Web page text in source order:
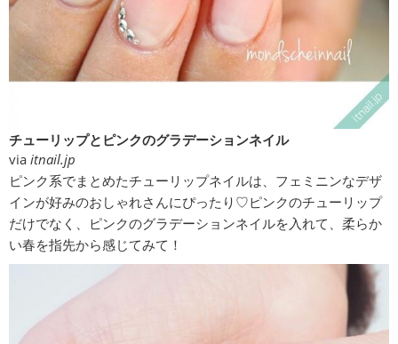
チューリップとピンクのグラデーションネイル
via itnail.jp
ピンク系でまとめたチューリップネイルは、フェミニンなデザ
インが好みのおしゃれさんにぴったり♡ピンクのチューリップ
だけでなく、ピンクのグラデーションネイルを入れて、柔らか
い春を指先から感じてみて！